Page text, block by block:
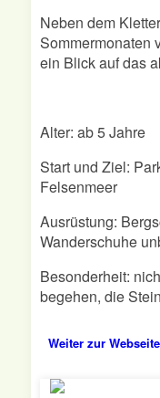
Neben dem
Sommermonaten
ein Blick auf das
Alter: ab 5 Jahre
Start und Ziel:
Felsenmeer
Ausrüstung:
Wanderschuhe
Besonderheit:
begehen, die
Weiter zur Webseite